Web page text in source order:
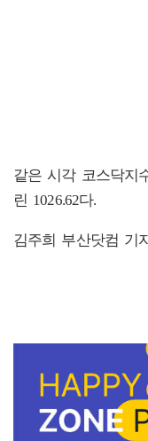
같은 시각 코스닥지
린 1026.62다.
김주희 부산닷컴 기